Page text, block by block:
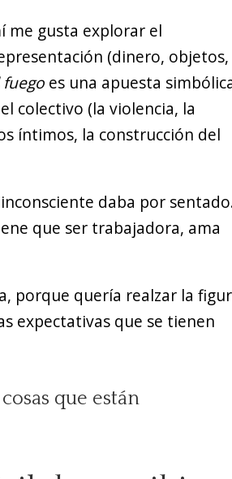
me gusta explorar el
(dinero, objetos,
es una apuesta
colectivo (la violencia, la
íntimos, la construcción del
daba por
que ser trabajadora, ama
porque quería realzar la
expectativas que se tienen
que están